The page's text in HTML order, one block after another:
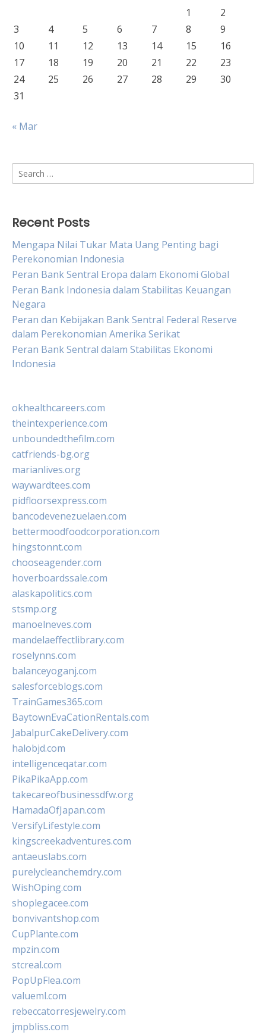
1
2
3
4 5 6 7 8
9
10
11 12 13 14 15
16
17
18 19 20 21 22
23
24
25 26 27 28 29
30
31
« Mar
Search
for:
Recent Posts
Mengapa Nilai Tukar Mata Uang Penting bagi
Perekonomian Indonesia
Peran Bank Sentral Eropa dalam Ekonomi Global
Peran Bank Indonesia dalam Stabilitas Keuangan
Negara
Peran dan Kebijakan Bank Sentral Federal Reserve
dalam Perekonomian Amerika Serikat
Peran Bank Sentral dalam Stabilitas Ekonomi
Indonesia
okhealthcareers.com
theintexperience.com
unboundedthefilm.com
catfriends-bg.org
marianlives.org
waywardtees.com
pidfloorsexpress.com
bancodevenezuelaen.com
bettermoodfoodcorporation.com
hingstonnt.com
chooseagender.com
hoverboardssale.com
alaskapolitics.com
stsmp.org
manoelneves.com
mandelaeffectlibrary.com
roselynns.com
balanceyoganj.com
salesforceblogs.com
TrainGames365.com
BaytownEvaCationRentals.com
JabalpurCakeDelivery.com
halobjd.com
intelligenceqatar.com
PikaPikaApp.com
takecareofbusinessdfw.org
HamadaOfJapan.com
VersifyLifestyle.com
kingscreekadventures.com
antaeuslabs.com
purelycleanchemdry.com
WishOping.com
shoplegacee.com
bonvivantshop.com
CupPlante.com
mpzin.com
stcreal.com
PopUpFlea.com
valueml.com
rebeccatorresjewelry.com
jmpbliss.com